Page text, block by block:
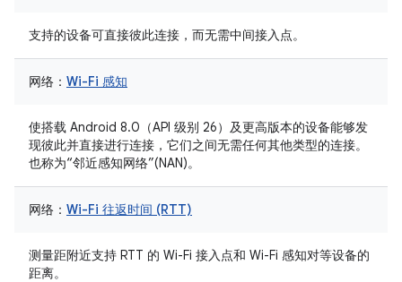
支持的设备可直接彼此连接，而无需中间接入点。
网络： Wi-Fi 感知
使搭载 Android 8.0（API 级别 26）及更高版本的设备能够发
现彼此并直接进行连接，它们之间无需任何其他类型的连接。
也称为“邻近感知网络”(NAN)。
网络： Wi-Fi 往返时间 (RTT)
测量距附近支持 RTT 的 Wi-Fi 接入点和 Wi-Fi 感知对等设备的
距离。